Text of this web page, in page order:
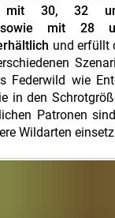
mit 30, 32
sowie mit 28
und erfüllt
Federwild wie
in den
Patronen
Wildarten